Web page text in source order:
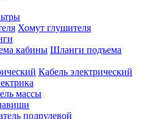
Хомут глушителя
Шланги подъема
Кабель электрический
массы
подрулевой